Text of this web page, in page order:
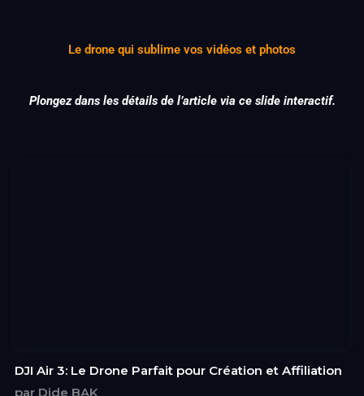
Le drone qui sublime vos vidéos et photos
Plongez dans les détails de l’article via ce slide interactif.
DJI Air 3: Le Drone Parfait pour Création et Affiliation
par Dide BAK